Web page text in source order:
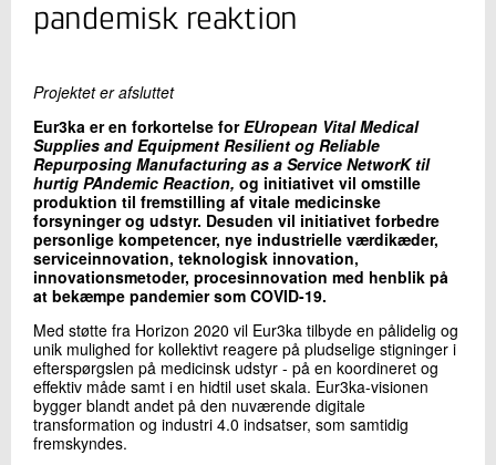
+45 72 20 16 40
Skriv til mig
Send
pandemisk reaktion
Projektet er afsluttet
Eur3ka er en forkortelse forEUropean Vital Medical
Supplies and Equipment Resilient og Reliable
Repurposing Manufacturing as a Service NetworK til
hurtig PAndemic Reaction, og initiativet vil omstille
produktion til fremstilling af vitale medicinske
forsyninger og udstyr. Desuden vil initiativet forbedre
personlige kompetencer, nye industrielle værdikæder,
serviceinnovation, teknologisk innovation,
innovationsmetoder, procesinnovation med henblik på
at bekæmpe pandemier som COVID-19.
Med støtte fra Horizon 2020 vil Eur3ka tilbyde en pålidelig og
unik mulighed for kollektivt reagere på pludselige stigninger i
efterspørgslen på medicinsk udstyr - på en koordineret og
effektiv måde samt i en hidtil uset skala. Eur3ka-visionen
bygger blandt andet på den nuværende digitale
transformation og industri 4.0 indsatser, som samtidig
fremskyndes.